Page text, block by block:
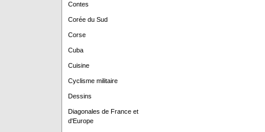
Contes
Corée du Sud
Corse
Cuba
Cuisine
Cyclisme militaire
Dessins
Diagonales de France et
d'Europe